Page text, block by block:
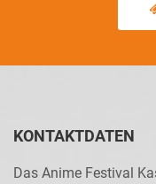
KONTAKTDATEN
Das Anime Festival